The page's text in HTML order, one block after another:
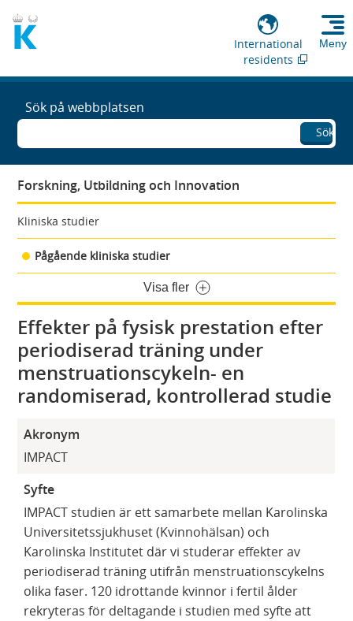
International
residents
Meny
Sök på webbplatsen
Sök
Forskning, Utbildning och Innovation
Kliniska studier
Pågående kliniska studier
Visa fler
Effekter på fysisk prestation efter
periodiserad träning under
menstruationscykeln- en
randomiserad, kontrollerad studie
Akronym
IMPACT
Syfte
IMPACT studien är ett samarbete mellan Karolinska
Universitetssjukhuset (Kvinnohälsan) och
Karolinska Institutet där vi studerar effekter av
periodiserad träning utifrån menstruationscykelns
olika faser. 120 idrottande kvinnor i fertil ålder
rekryteras för deltagande i studien med syfte att